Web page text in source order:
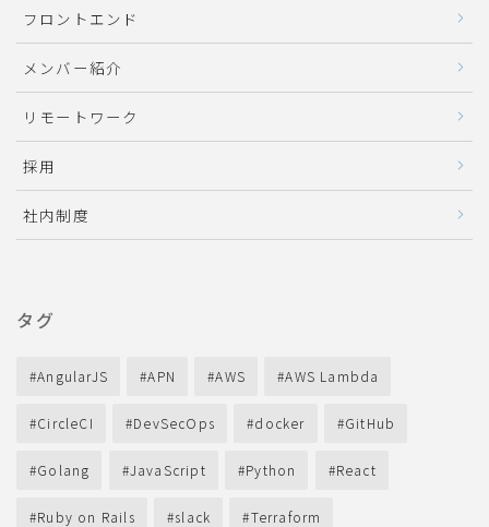
フロントエンド
メンバー紹介
リモートワーク
採用
社内制度
タグ
AngularJS APN AWS AWS Lambda
CircleCI DevSecOps docker GitHub
Golang JavaScript Python React
Ruby on Rails slack Terraform